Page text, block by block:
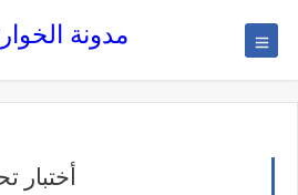
مدونة
أختبار